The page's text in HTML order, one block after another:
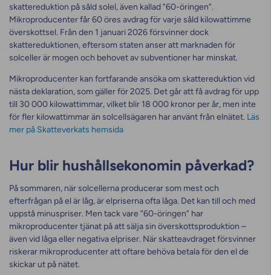
skattereduktion på såld solel, även kallad ”60-öringen”.
Mikroproducenter får 60 öres avdrag för varje såld kilowattimme
överskottsel. Från den 1 januari 2026 försvinner dock
skattereduktionen, eftersom staten anser att marknaden för
solceller är mogen och behovet av subventioner har minskat.
Mikroproducenter kan fortfarande ansöka om skattereduktion vid
nästa deklaration, som gäller för 2025. Det går att få avdrag för upp
till 30 000 kilowattimmar, vilket blir 18 000 kronor per år, men inte
för fler kilowattimmar än solcellsägaren har använt från elnätet. Läs
mer på Skatteverkats hemsida
Hur blir hushållsekonomin påverkad?
På sommaren, när solcellerna producerar som mest och
efterfrågan på el är låg, är elpriserna ofta låga. Det kan till och med
uppstå minuspriser. Men tack vare ”60-öringen” har
mikroproducenter tjänat på att sälja sin överskottsproduktion –
även vid låga eller negativa elpriser. När skatteavdraget försvinner
riskerar mikroproducenter att oftare behöva betala för den el de
skickar ut på nätet.